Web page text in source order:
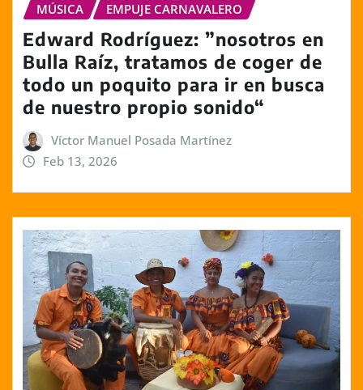
MÚSICA EMPUJE CARNAVALERO
Edward Rodríguez: ”nosotros en
Bulla Raíz, tratamos de coger de
todo un poquito para ir en busca
de nuestro propio sonido“
Víctor Manuel Posada Martínez
Feb 13, 2026